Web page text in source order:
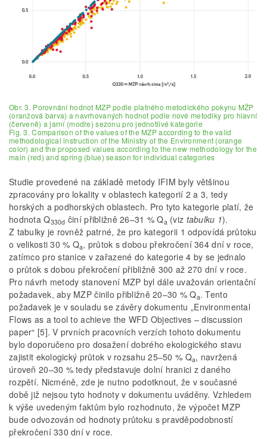
Obr. 3. Porovnání hodnot MZP podle platného metodického pokynu MŽP
(oranžová barva) a navrhovaných hodnot podle nové metodiky pro hlavní
(červeně) a jarní (modře) sezonu pro jednotlivé kategorie
Fig. 3. Comparison of the values of the MZP according to the valid
methodological instruction of the Ministry of the Environment (orange
color) and the proposed values according to the new methodology for the
main (red) and spring (blue) season for individual categories
Studie provedené na základě metody IFIM byly většinou
zpracovány pro lokality v oblastech kategorií 2 a 3, tedy
horských a podhorských oblastech. Pro tyto kategorie platí, že
hodnota Q330d činí přibližně 26–31 % Qa (viz tabulku 1).
Z tabulky je rovněž patrné, že pro kategorii 1 odpovídá průtoku
o velikosti 30 % Qa, průtok s dobou překročení 364 dní v roce,
zatímco pro stanice v zařazené do kategorie 4 by se jednalo
o průtok s dobou překročení přibližně 300 až 270 dní v roce.
Pro návrh metody stanovení MZP byl dále uvažován orientační
požadavek, aby MZP činilo přibližně 20–30 % Qa. Tento
požadavek je v souladu se závěry dokumentu „Environmental
Flows as a tool to achieve the WFD Objectives – discussion
paper“ [5]. V prvních pracovních verzích tohoto dokumentu
bylo doporučeno pro dosažení dobrého ekologického stavu
zajistit ekologický průtok v rozsahu 25–50 % Qa, navržená
úroveň 20–30 % tedy představuje dolní hranici z daného
rozpětí. Nicméně, zde je nutno podotknout, že v současné
době již nejsou tyto hodnoty v dokumentu uváděny. Vzhledem
k výše uvedeným faktům bylo rozhodnuto, že výpočet MZP
bude odvozován od hodnoty průtoku s pravděpodobností
překročení 330 dní v roce.